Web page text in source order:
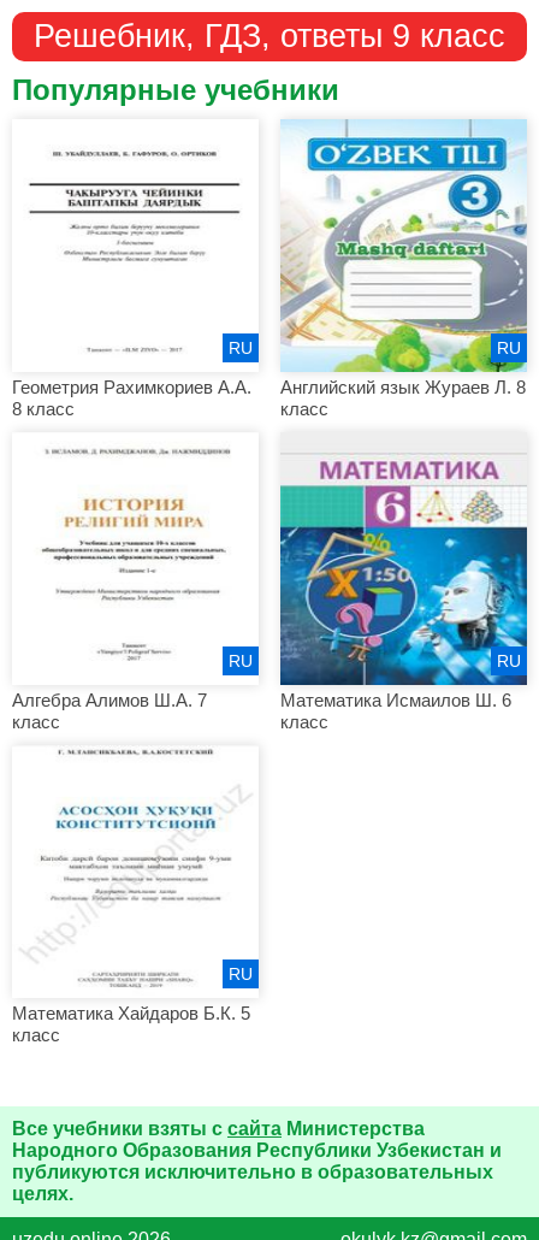
Решебник, ГДЗ, ответы 9 класс
Популярные учебники
Геометрия Рахимкориев А.А.
8 класс
RU
Английский язык Жураев Л. 8
класс
RU
Алгебра Алимов Ш.А. 7
класс
RU
Математика Исмаилов Ш. 6
класс
RU
Математика Хайдаров Б.К. 5
класс
RU
Все учебники взяты с сайта Министерства
Народного Образования Республики Узбекистан и
публикуются исключительно в образовательных
целях.